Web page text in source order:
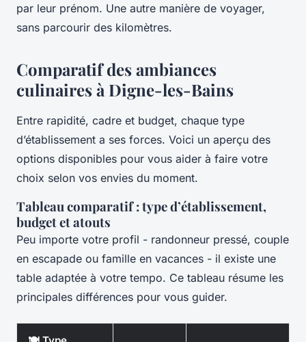
par leur prénom. Une autre manière de voyager,
sans parcourir des kilomètres.
Comparatif des ambiances
culinaires à Digne-les-Bains
Entre rapidité, cadre et budget, chaque type
d’établissement a ses forces. Voici un aperçu des
options disponibles pour vous aider à faire votre
choix selon vos envies du moment.
Tableau comparatif : type d’établissement,
budget et atouts
Peu importe votre profil - randonneur pressé, couple
en escapade ou famille en vacances - il existe une
table adaptée à votre tempo. Ce tableau résume les
principales différences pour vous guider.